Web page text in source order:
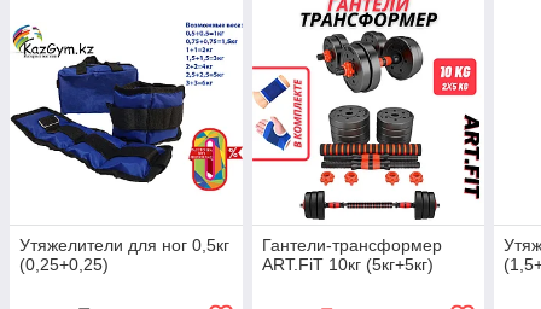
Утяжелители для ног 0,5кг
(0,25+0,25)
Гантели-трансформер
ART.FiT 10кг (5кг+5кг)